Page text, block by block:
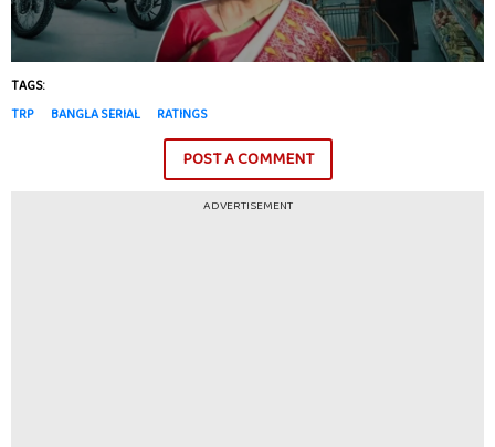
TAGS:
TRP
BANGLA SERIAL RATINGS
POST A COMMENT
ADVERTISEMENT